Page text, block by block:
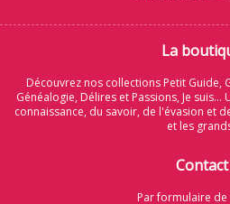
La
Découvrez nos collections Petit Guide,
Généalogie, Délires et Passions, Je
connaissance, du savoir, de l'évasion et
et les
Contact
Par formulaire